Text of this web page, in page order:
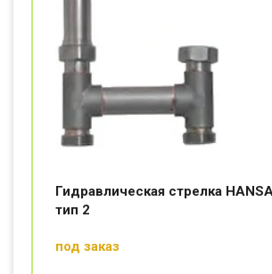
Гидравлическая стрелка
тип 2
под заказ